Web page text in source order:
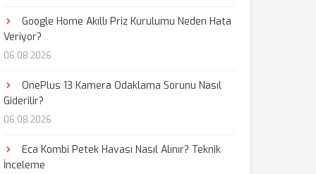
Google Home Akıllı Priz Kurulumu Neden Hata
Veriyor?
06.08.2026
OnePlus 13 Kamera Odaklama Sorunu Nasıl
Giderilir?
06.08.2026
Eca Kombi Petek Havası Nasıl Alınır? Teknik
İnceleme